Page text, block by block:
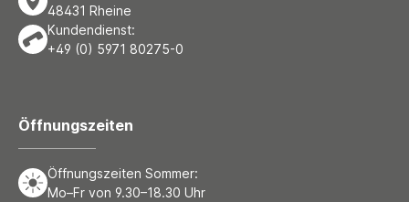
48431 Rheine
Kundendienst:
+49 (0) 5971 80275-0
Öffnungszeiten
Öffnungszeiten Sommer:
Mo–Fr von 9.30–18.30 Uhr